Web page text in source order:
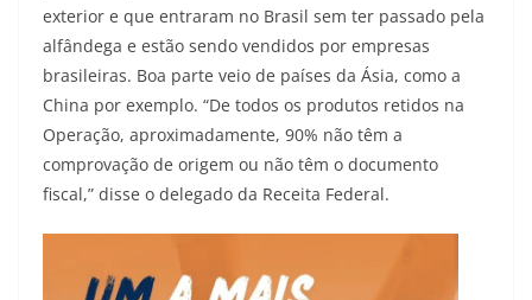
exterior e que entraram no Brasil sem ter passado pela
alfândega e estão sendo vendidos por empresas
brasileiras. Boa parte veio de países da Ásia, como a
China por exemplo. “De todos os produtos retidos na
Operação, aproximadamente, 90% não têm a
comprovação de origem ou não têm o documento
fiscal,” disse o delegado da Receita Federal.